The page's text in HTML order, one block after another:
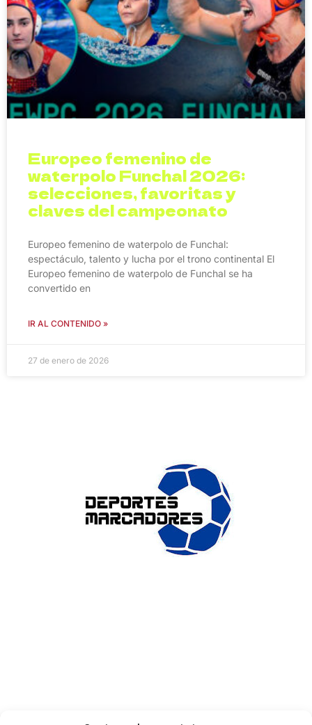
Europeo femenino de
waterpolo Funchal 2026:
selecciones, favoritas y
claves del campeonato
Europeo femenino de waterpolo de Funchal:
espectáculo, talento y lucha por el trono continental El
Europeo femenino de waterpolo de Funchal se ha
convertido en
IR AL CONTENIDO »
27 de enero de 2026